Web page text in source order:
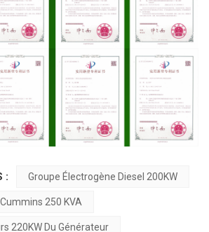
: Groupe Électrogène Diesel 200KW
250 KVA
220KW Du Générateur